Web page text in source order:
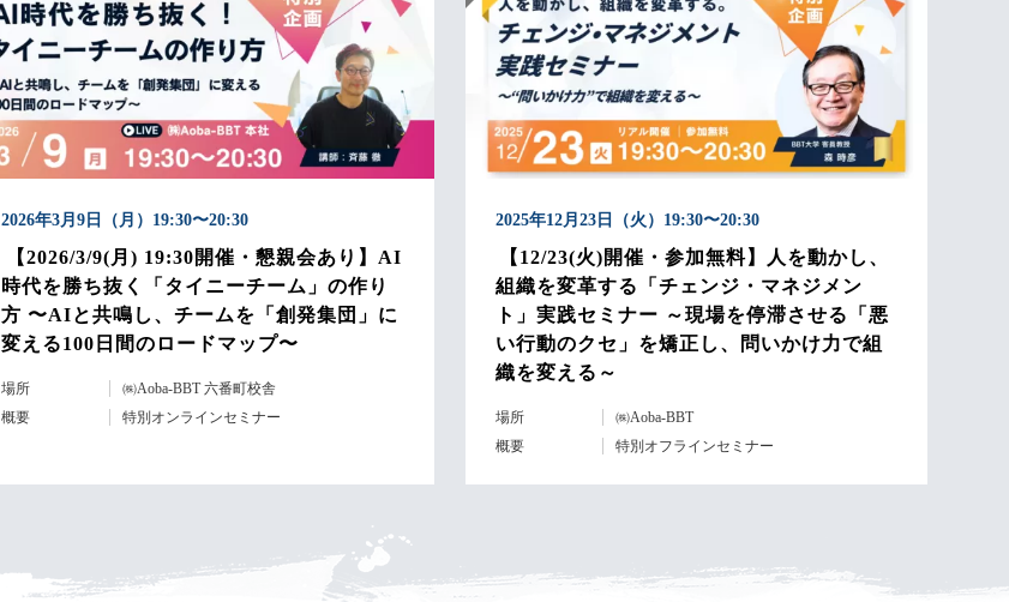
2026年3月9日（月）19:30〜20:30
【2026/3/9(月) 19:30開催・懇親会あり】AI
時代を勝ち抜く「タイニーチーム」の作り
方 〜AIと共鳴し、チームを「創発集団」に
変える100日間のロードマップ〜
場所
㈱Aoba-BBT 六番町校舎
概要
特別オンラインセミナー
2025年12月23日（火）19:30〜20:30
【12/23(火)開催・参加無料】人を動かし、
組織を変革する「チェンジ・マネジメン
ト」実践セミナー ～現場を停滞させる「悪
い行動のクセ」を矯正し、問いかけ力で組
織を変える～
場所
㈱Aoba-BBT
概要
特別オフラインセミナー